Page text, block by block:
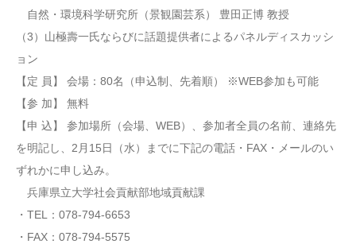
自然・環境科学研究所（景観園芸系） 豊田正博 教授
（3）山極壽一氏ならびに話題提供者によるパネルディスカッシ
ョン
【定 員】 会場：80名（申込制、先着順） ※WEB参加も可能
【参 加】 無料
【申 込】 参加場所（会場、WEB）、参加者全員の名前、連絡先
を明記し、2月15日（水）までに下記の電話・FAX・メールのい
ずれかに申し込み。
兵庫県立大学社会貢献部地域貢献課
・TEL：078-794-6653
・FAX：078-794-5575